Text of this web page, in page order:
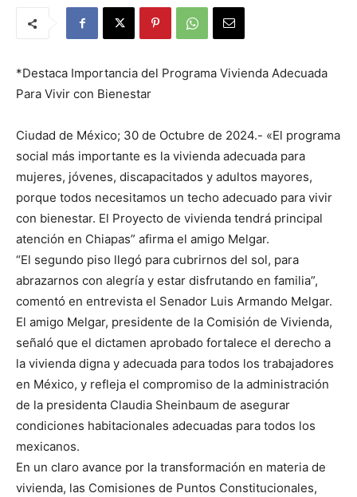
*Destaca Importancia del Programa Vivienda Adecuada
Para Vivir con Bienestar
Ciudad de México; 30 de Octubre de 2024.- «El programa
social más importante es la vivienda adecuada para
mujeres, jóvenes, discapacitados y adultos mayores,
porque todos necesitamos un techo adecuado para vivir
con bienestar. El Proyecto de vivienda tendrá principal
atención en Chiapas” afirma el amigo Melgar.
“El segundo piso llegó para cubrirnos del sol, para
abrazarnos con alegría y estar disfrutando en familia”,
comentó en entrevista el Senador Luis Armando Melgar.
El amigo Melgar, presidente de la Comisión de Vivienda,
señaló que el dictamen aprobado fortalece el derecho a
la vivienda digna y adecuada para todos los trabajadores
en México, y refleja el compromiso de la administración
de la presidenta Claudia Sheinbaum de asegurar
condiciones habitacionales adecuadas para todos los
mexicanos.
En un claro avance por la transformación en materia de
vivienda, las Comisiones de Puntos Constitucionales,